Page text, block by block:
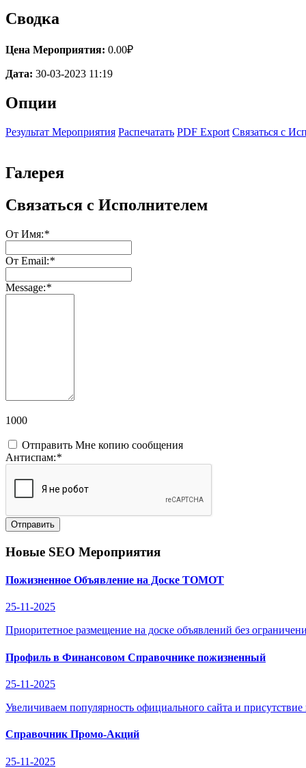
Сводка
Цена Мероприятия: 0.00₽
Дата: 30-03-2023 11:19
Опции
Результат Мероприятия Распечатать PDF Export Связаться с
Галерея
Связаться с Исполнителем
От Имя:*
От Email:*
Message:*
1000
Отправить Мне копию сообщения
Антиспам:*
Отправить
Новые SEO Мероприятия
Пожизненное Объявление на Доске ТОМОТ
25-11-2025
Приоритетное размещение на доске объявлений без
Профиль в Финансовом Справочнике пожизненный
25-11-2025
Увеличиваем популярность официального сайта и
Справочник Промо-Акций
25-11-2025